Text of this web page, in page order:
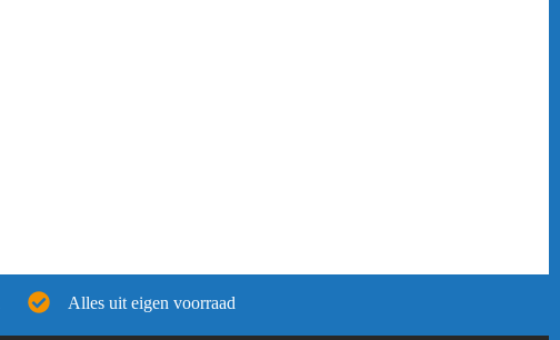
Alles uit eigen voorraad